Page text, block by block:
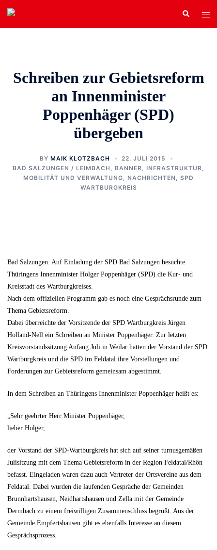
Zum
Inhalt
springen
Search
Schreiben zur Gebietsreform
an Innenminister
Poppenhäger (SPD)
übergeben
BY MAIK KLOTZBACH
22. JULI 2015
BAD SALZUNGEN / LEIMBACH
BANNER
INFRASTRUKTUR,
MOBILITÄT UND VERWALTUNG
NACHRICHTEN
SPD
WARTBURGKREIS
Bad Salzungen. Auf Einladung der SPD Bad Salzungen besuchte
Thüringens Innenminister Holger Poppenhäger (SPD) die Kur- und
Kreisstadt des Wartburgkreises.
Nach dem offiziellen Programm gab es noch eine Gesprächsrunde zum
Thema Gebietsreform.
Dabei überreichte der Vorsitzende der SPD Wartburgkreis Jürgen
Holland-Nell ein Schreiben an Minister Poppenhäger. Zur letzten
Kreisvorstandssitzung Anfang Juli in Weilar hatten der Vorstand der SPD
Wartburgkreis und die SPD im Feldatal ihre Vorstellungen und
Forderungen zur Gebietsreform gemeinsam abgestimmt.
In dem Schreiben an Thüringens Innenminister Poppenhäger heißt es:
„Sehr geehrter Herr Minister Poppenhäger,
lieber Holger,
der Vorstand der SPD-Wartburgkreis hat sich auf seiner turnusgemäßen
Julisitzung mit dem Thema Gebietsreform in der Region Feldatal/Rhön
befasst. Eingeladen waren dazu auch Vertreter der Ortsvereine aus dem
Feldatal. Dabei wurden die laufenden Gespräche der Gemeinden
Brunnhartshausen, Neidhartshausen und Zella mit der Gemeinde
Dermbach zu einem freiwilligen Zusammenschluss begrüßt. Aus der
Gemeinde Empfertshausen gibt es ebenfalls Interesse an diesem
Gesprächsprozess.